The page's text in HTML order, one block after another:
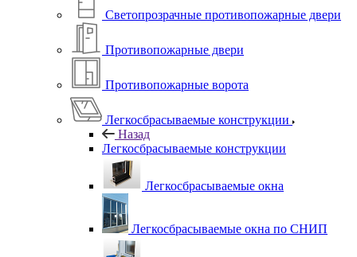
Светопрозрачные противопожарные двери
Противопожарные двери
Противопожарные ворота
Легкосбрасываемые конструкции
Назад
Легкосбрасываемые конструкции
Легкосбрасываемые окна
Легкосбрасываемые окна по СНИП